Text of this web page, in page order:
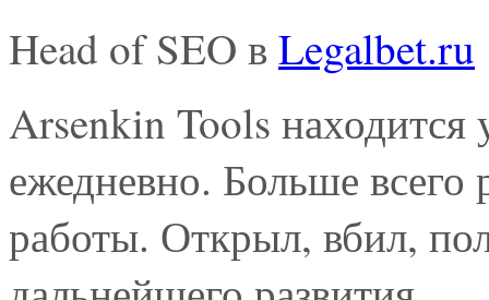
Head of SEO в Legalbet.ru
Arsenkin Tools находится
ежедневно. Больше всего
работы. Открыл, вбил,